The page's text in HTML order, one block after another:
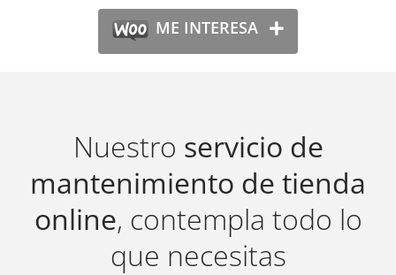
ME INTERESA
Nuestro servicio de
mantenimiento de tienda
online, contempla todo lo
que necesitas